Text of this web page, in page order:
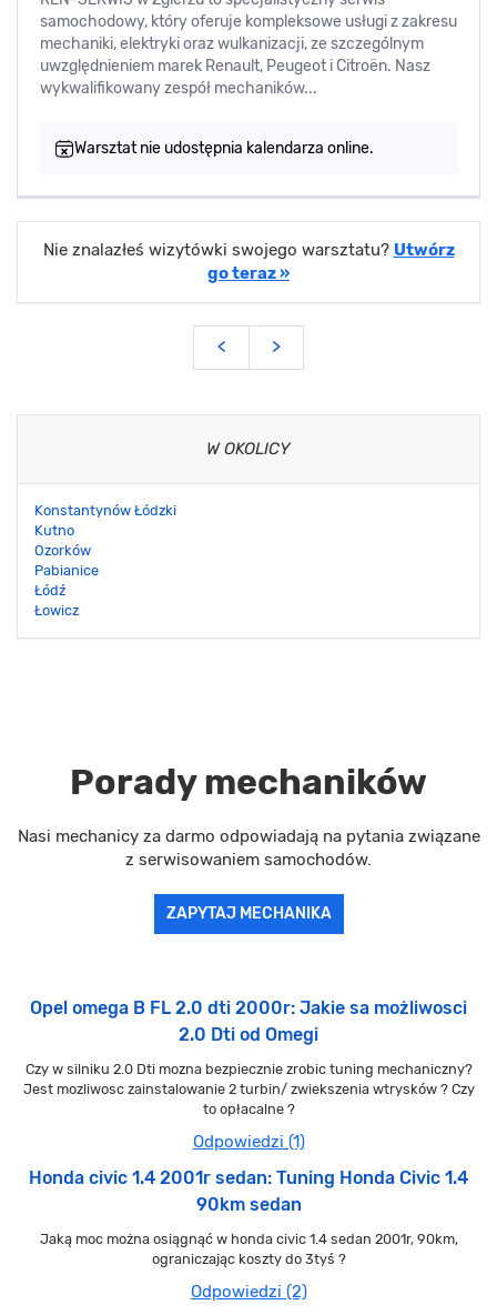
samochodowy, który oferuje kompleksowe usługi z zakresu
mechaniki, elektryki oraz wulkanizacji, ze szczególnym
uwzględnieniem marek Renault, Peugeot i Citroën. Nasz
wykwalifikowany zespół mechaników...
Warsztat nie udostępnia kalendarza online.
Nie znalazłeś wizytówki swojego warsztatu? Utwórz
go teraz »
< >
W OKOLICY
Konstantynów Łódzki
Kutno
Ozorków
Pabianice
Łódź
Łowicz
Porady mechaników
Nasi mechanicy za darmo odpowiadają na pytania związane
z serwisowaniem samochodów.
ZAPYTAJ MECHANIKA
Opel omega B FL 2.0 dti 2000r: Jakie sa możliwosci
2.0 Dti od Omegi
Czy w silniku 2.0 Dti mozna bezpiecznie zrobic tuning mechaniczny?
Jest mozliwosc zainstalowanie 2 turbin/ zwiekszenia wtrysków ? Czy
to opłacalne ?
Odpowiedzi (1)
Honda civic 1.4 2001r sedan: Tuning Honda Civic 1.4
90km sedan
Jaką moc można osiągnąć w honda civic 1.4 sedan 2001r, 90km,
ograniczając koszty do 3tyś ?
Odpowiedzi (2)